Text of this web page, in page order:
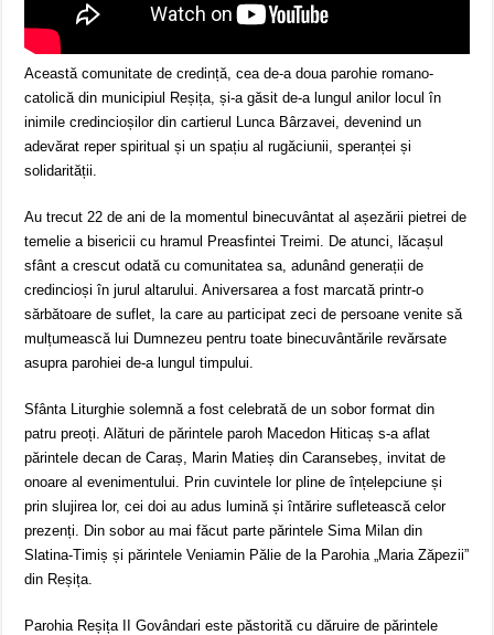
Această comunitate de credință, cea de-a doua parohie romano-
catolică din municipiul Reșița, și-a găsit de-a lungul anilor locul în
inimile credincioșilor din cartierul Lunca Bârzavei, devenind un
adevărat reper spiritual și un spațiu al rugăciunii, speranței și
solidarității.
Au trecut 22 de ani de la momentul binecuvântat al așezării pietrei de
temelie a bisericii cu hramul Preasfintei Treimi. De atunci, lăcașul
sfânt a crescut odată cu comunitatea sa, adunând generații de
credincioși în jurul altarului. Aniversarea a fost marcată printr-o
sărbătoare de suflet, la care au participat zeci de persoane venite să
mulțumească lui Dumnezeu pentru toate binecuvântările revărsate
asupra parohiei de-a lungul timpului.
Sfânta Liturghie solemnă a fost celebrată de un sobor format din
patru preoți. Alături de părintele paroh Macedon Hiticaș s-a aflat
părintele decan de Caraș, Marin Matieș din Caransebeș, invitat de
onoare al evenimentului. Prin cuvintele lor pline de înțelepciune și
prin slujirea lor, cei doi au adus lumină și întărire sufletească celor
prezenți. Din sobor au mai făcut parte părintele Sima Milan din
Slatina-Timiș și părintele Veniamin Pălie de la Parohia „Maria Zăpezii”
din Reșița.
Parohia Reșița II Govândari este păstorită cu dăruire de părintele